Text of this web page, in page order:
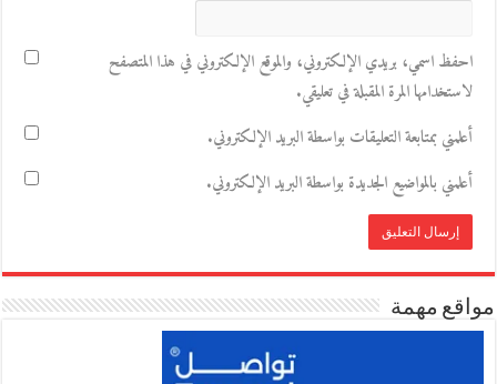
احفظ اسمي، بريدي الإلكتروني، والموقع الإلكتروني في هذا المتصفح
لاستخدامها المرة المقبلة في تعليقي.
أعلمني بمتابعة التعليقات بواسطة البريد الإلكتروني.
أعلمني بالمواضيع الجديدة بواسطة البريد الإلكتروني.
مواقع مهمة